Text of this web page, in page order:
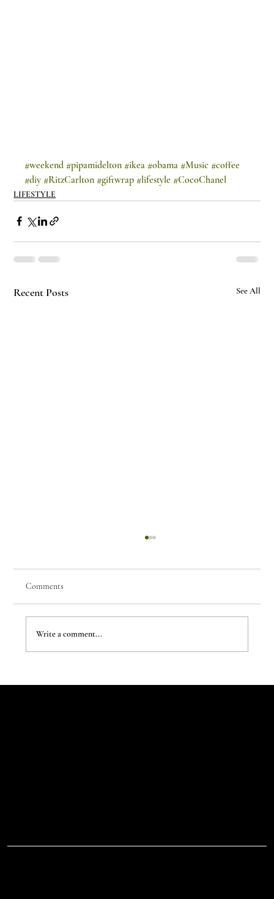
#weekend #pipamidelton #ikea #obama #Music #coffee
#diy #RitzCarlton #giftwrap #lifestyle #CocoChanel
LIFESTYLE
Recent Posts See All
The Evergreen Sindroms by Hej Studio
Comments
Write a comment...